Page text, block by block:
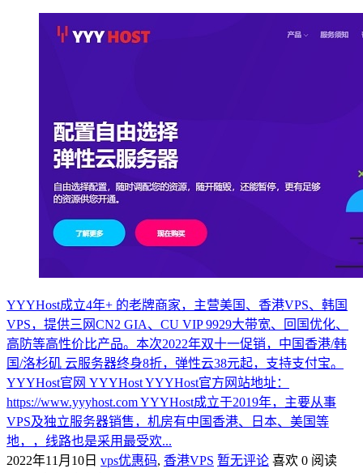
YYYHost成立4年+ 的老牌商家，主营美国、香港VPS、韩国
VPS，提供三网CN2 GIA、CU VIP 9929大带宽、回国优化、
高防等高性价比产品。本次2022年双十一促销，中国香港/韩
国/洛杉矶 云服务器终身8折，弹性云38元起，支持支付宝。
YYYHost官网 YYYHost YYYHost官方网站地址：
https://www.yyyhost.com YYYHost成立于2019年，主要从事
VPS及独立服务器销售，机房有中国香港、日本、美国等
地，，线路也是采用最受欢...
2022年11月10日 vps优惠码, 香港VPS 暂无评论 喜欢 0 阅读